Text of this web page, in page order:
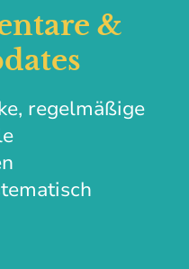
&
regelmäßige